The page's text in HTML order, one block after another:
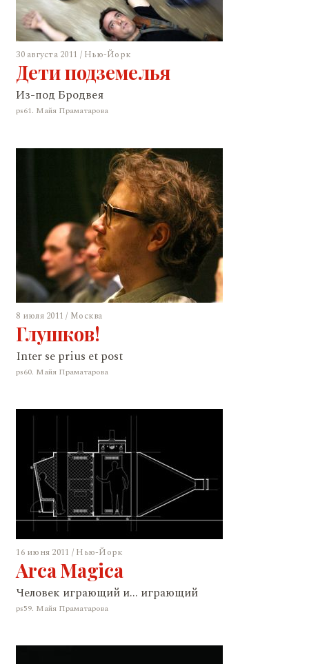
30 августа 2011 / Нью-Йорк
Дети подземелья
Из-под Бродвея
ps61. Майя Праматарова
8 июля 2011 / Москва
Глушков!
Inter se prius et post
ps60. Майя Праматарова
16 июня 2011 / Нью-Йорк
Arca Magica
Человек играющий и... играющий
ps59. Майя Праматарова